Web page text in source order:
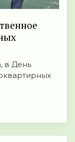
в День